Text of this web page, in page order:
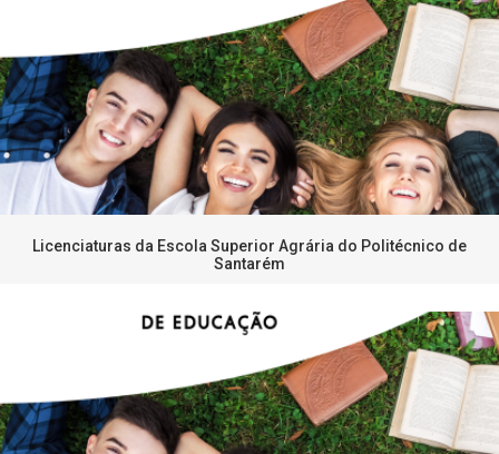
Licenciaturas da Escola Superior Agrária do Politécnico de
Santarém